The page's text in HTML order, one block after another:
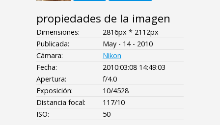
propiedades de la imagen
Dimensiones:
2816px * 2112px
Publicada:
May - 14 - 2010
Cámara:
Nikon
Fecha:
2010:03:08 14:49:03
Apertura:
f/4.0
Exposición:
10/4528
Distancia focal:
117/10
ISO:
50